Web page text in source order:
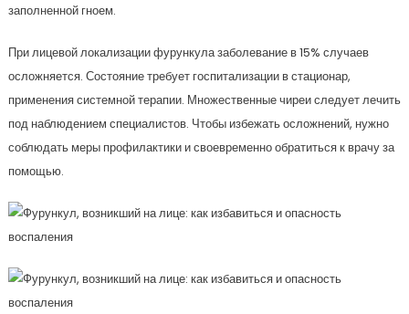
заполненной гноем.
При лицевой локализации фурункула заболевание в 15% случаев
осложняется. Состояние требует госпитализации в стационар,
применения системной терапии. Множественные чиреи следует лечить
под наблюдением специалистов. Чтобы избежать осложнений, нужно
соблюдать меры профилактики и своевременно обратиться к врачу за
помощью.